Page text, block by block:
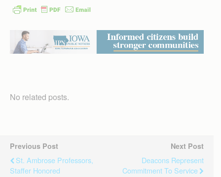
No related posts.
Previous Post
St. Ambrose Professors,
Staffer Honored
Next Post
Deacons Represent
Commitment To Service